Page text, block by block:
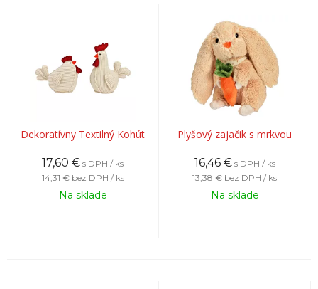
Dekoratívny Textilný Kohút
17,60 € s DPH / ks
14,31 € bez DPH / ks
Na sklade
Plyšový zajačik s mrkvou
16,46 € s DPH / ks
13,38 € bez DPH / ks
Na sklade